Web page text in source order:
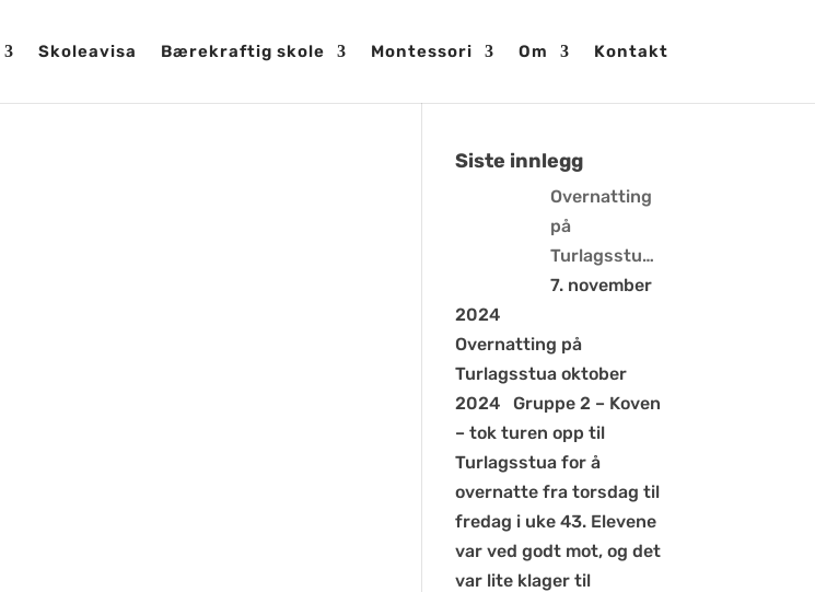
Skoleavisa Bærekraftig skole Montessori Om Kontakt
Siste innlegg
Overnatting
på
Turlagsstu…
7. november
2024
Overnatting på
Turlagsstua oktober
2024 Gruppe 2 – Koven
– tok turen opp til
Turlagsstua for å
overnatte fra torsdag til
fredag i uke 43. Elevene
var ved godt mot, og det
var lite klager til